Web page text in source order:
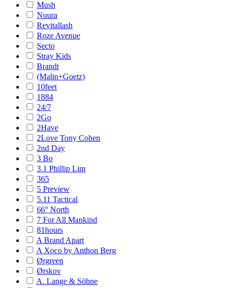
Mush
Nuura
Revitallash
Roze Avenue
Secto
Stray Kids
Brandt
(Malin+Goetz)
10feet
1884
24/7
2Go
2Have
2Love Tony Cohen
2nd Day
3 Bo
3.1 Phillip Lim
365
5 Preview
5.11 Tactical
66° North
7 For All Mankind
81hours
A Brand Apart
A Xoco by Anthon Berg
Ørgreen
Ørskov
A. Lange & Söhne